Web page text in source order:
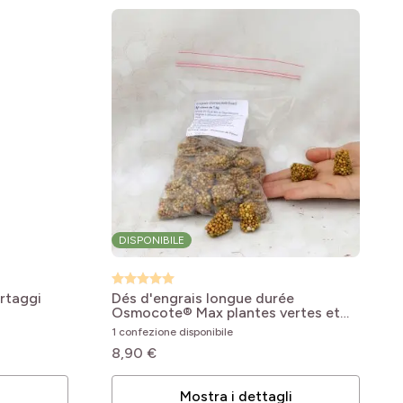
DISPONIBILE
Dés d'engrais longue durée
Osmocote® Max plantes vertes et
fleuries
1 confezione disponibile
8,90 €
Mostra i dettagli